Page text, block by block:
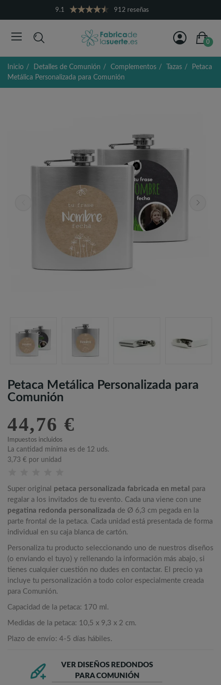
9.1 912 reseñas
0
Inicio Detalles de Comunión Complementos Tazas
Petaca
Metálica Personalizada para Comunión
Petaca Metálica Personalizada para
Comunión
44,76 €
Impuestos incluidos
La cantidad mínima es de 12 uds.
3,73 € por unidad
Super original petaca personalizada fabricada en metal
para
regalar a los invitados de tu evento. Cada una viene con une
pegatina redonda personalizada de Ø 6,3 cm pegada en la
parte frontal de la petaca. Cada unidad está presentada de forma
individual en su caja blanca de cartón.
Personaliza tu producto seleccionando uno de nuestros diseños
(o enviando el tuyo) y rellenando la información más abajo, si
tienes cualquier cuestión no dudes en contactar. El precio ya
incluye tu personalización a todo color especialmente creada
para Comunión.
Capacidad de la petaca: 170 ml.
Medidas de la petaca: 10,5 x 9,3 x 2 cm.
Plazo de envío: 4-5 días hábiles.
VER DISEÑOS REDONDOS
PARA COMUNIÓN